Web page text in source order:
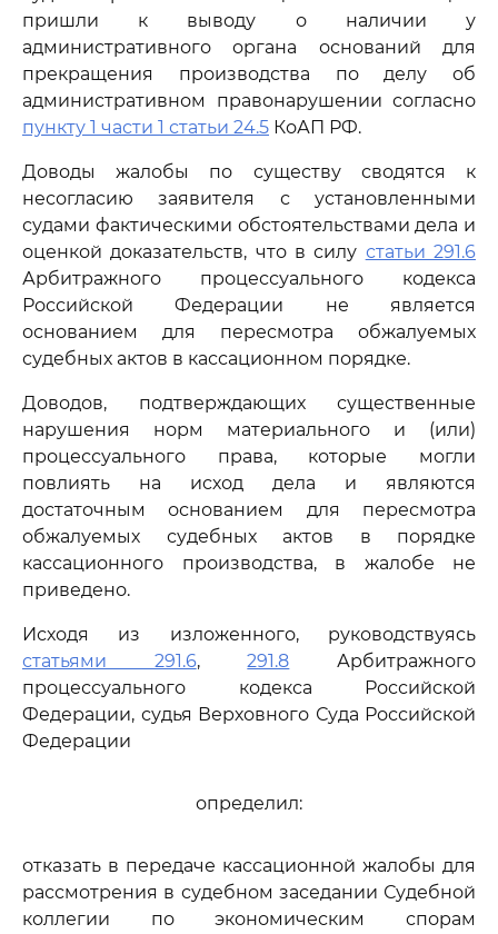
пришли к выводу о наличии у
административного органа оснований для
прекращения производства по делу об
административном правонарушении согласно
пункту 1 части 1 статьи 24.5 КоАП РФ.
Доводы жалобы по существу сводятся к
несогласию заявителя с установленными
судами фактическими обстоятельствами дела и
оценкой доказательств, что в силу статьи 291.6
Арбитражного процессуального кодекса
Российской Федерации не является
основанием для пересмотра обжалуемых
судебных актов в кассационном порядке.
Доводов, подтверждающих существенные
нарушения норм материального и (или)
процессуального права, которые могли
повлиять на исход дела и являются
достаточным основанием для пересмотра
обжалуемых судебных актов в порядке
кассационного производства, в жалобе не
приведено.
Исходя из изложенного, руководствуясь
статьями 291.6,291.8 Арбитражного
процессуального кодекса Российской
Федерации, судья Верховного Суда Российской
Федерации
определил:
отказать в передаче кассационной жалобы для
рассмотрения в судебном заседании Судебной
коллегии по экономическим спорам